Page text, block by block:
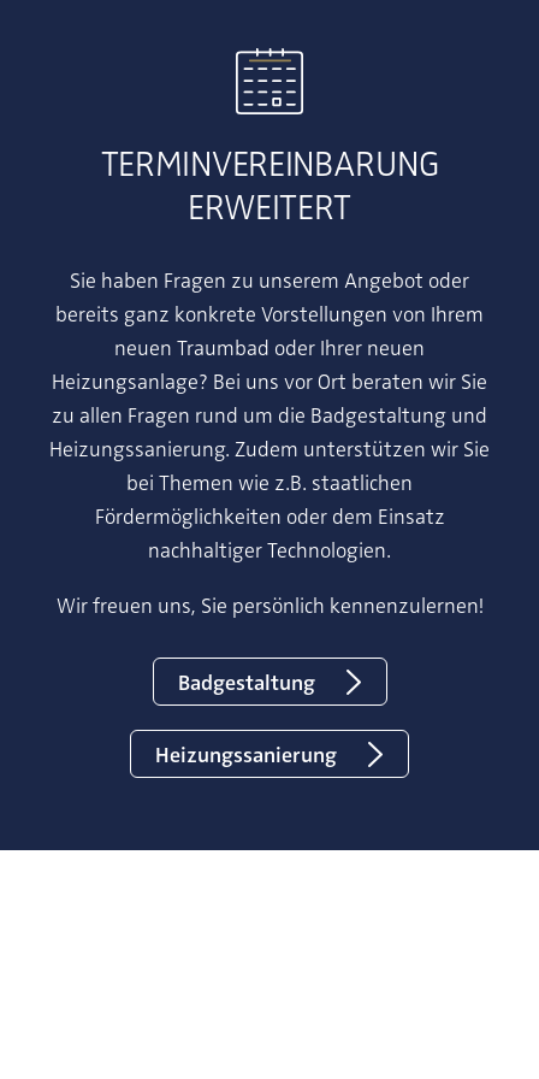
TERMINVEREINBARUNG
ERWEITERT
Sie haben Fragen zu unserem Angebot oder
bereits ganz konkrete Vorstellungen von Ihrem
neuen Traumbad oder Ihrer neuen
Heizungsanlage? Bei uns vor Ort beraten wir Sie
zu allen Fragen rund um die Badgestaltung und
Heizungssanierung. Zudem unterstützen wir Sie
bei Themen wie z.B. staatlichen
Fördermöglichkeiten oder dem Einsatz
nachhaltiger Technologien.
Wir freuen uns, Sie persönlich kennenzulernen!
Badgestaltung
Heizungssanierung